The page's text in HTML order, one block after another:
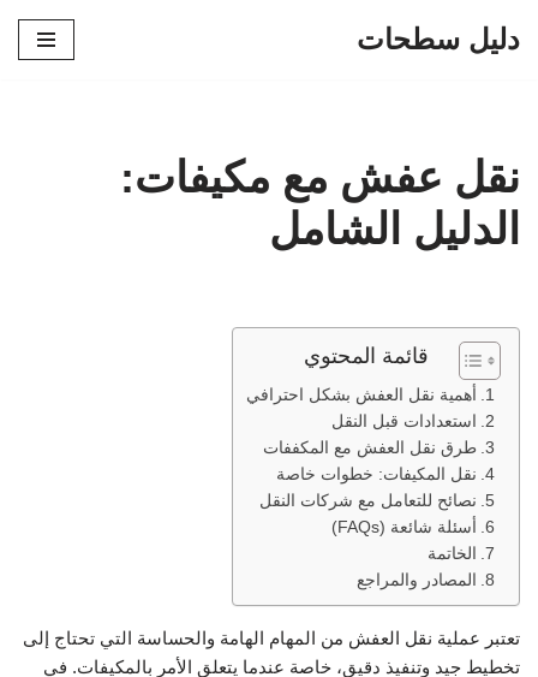
دليل سطحات
نقل عفش مع مكيفات:
الدليل الشامل
قائمة المحتوي
أهمية نقل العفش بشكل احترافي
استعدادات قبل النقل
طرق نقل العفش مع المكففات
نقل المكيفات: خطوات خاصة
نصائح للتعامل مع شركات النقل
أسئلة شائعة (FAQs)
الخاتمة
المصادر والمراجع
تعتبر عملية نقل العفش من المهام الهامة والحساسة التي تحتاج إلى
تخطيط جيد وتنفيذ دقيق، خاصة عندما يتعلق الأمر بالمكيفات. في